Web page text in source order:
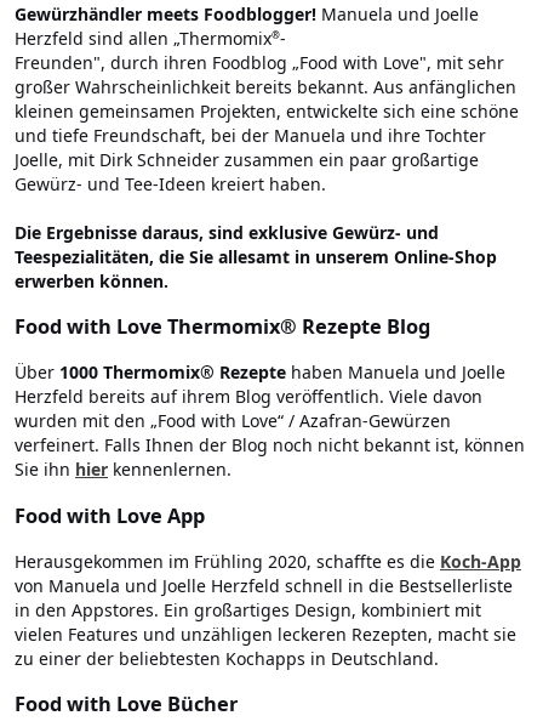
Gewürzhändler meets Foodblogger! Manuela und Joelle
Herzfeld sind allen „Thermomix®-
Freunden", durch ihren Foodblog „Food with Love", mit sehr
großer Wahrscheinlichkeit bereits bekannt. Aus anfänglichen
kleinen gemeinsamen Projekten, entwickelte sich eine schöne
und tiefe Freundschaft, bei der Manuela und ihre Tochter
Joelle, mit Dirk Schneider zusammen ein paar großartige
Gewürz- und Tee-Ideen kreiert haben.
Die Ergebnisse daraus, sind exklusive Gewürz- und
Teespezialitäten, die Sie allesamt in unserem Online-Shop
erwerben können.
Food with Love Thermomix® Rezepte Blog
Über 1000 Thermomix® Rezepte haben Manuela und Joelle
Herzfeld bereits auf ihrem Blog veröffentlich. Viele davon
wurden mit den „Food with Love“ / Azafran-Gewürzen
verfeinert. Falls Ihnen der Blog noch nicht bekannt ist, können
Sie ihn hier kennenlernen.
Food with Love App
Herausgekommen im Frühling 2020, schaffte es die Koch-App
von Manuela und Joelle Herzfeld schnell in die Bestsellerliste
in den Appstores. Ein großartiges Design, kombiniert mit
vielen Features und unzähligen leckeren Rezepten, macht sie
zu einer der beliebtesten Kochapps in Deutschland.
Food with Love Bücher